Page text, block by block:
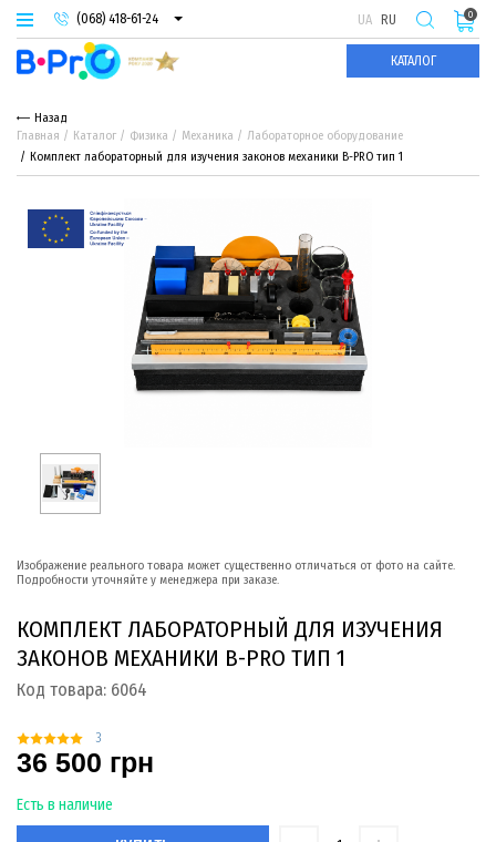
(068) 418-61-24
(093) 974-66-94
(095) 987-29-55
UA RU
КАТАЛОГ
0
Назад
Главная
Каталог Физика Механика
Лабораторное оборудование
Комплект лабораторный для изучения законов механики B-PRO тип 1
Изображение реального товара может существенно отличаться от фото на сайте.
Подробности уточняйте у менеджера при заказе.
КОМПЛЕКТ ЛАБОРАТОРНЫЙ ДЛЯ ИЗУЧЕНИЯ
ЗАКОНОВ МЕХАНИКИ B-PRO ТИП 1
Код товара: 6064
3
36 500 грн
Есть в наличие